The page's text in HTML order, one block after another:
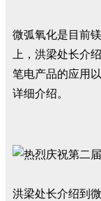
微弧氧化是目前
上，洪梁处长介
笔电产品的应用
详细介绍。
洪梁处长介绍到